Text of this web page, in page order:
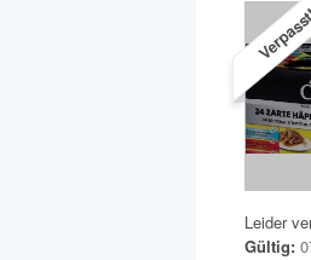
Leider
Gültig: